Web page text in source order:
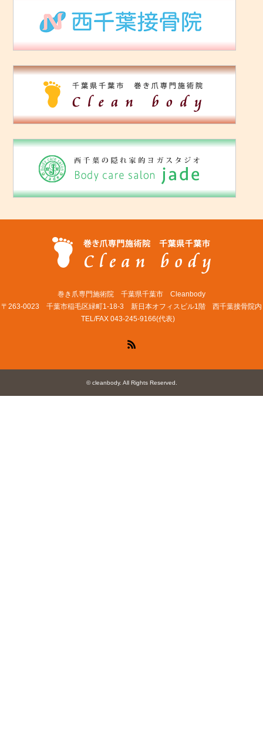
巻き爪専門施術院 千葉県千葉市 Cleanbody
〒263-0023 千葉市稲毛区緑町1-18-3 新日本オフィスビル1階 西千葉接骨院内
TEL/FAX 043-245-9166(代表)
©cleanbody. All Rights Reserved.